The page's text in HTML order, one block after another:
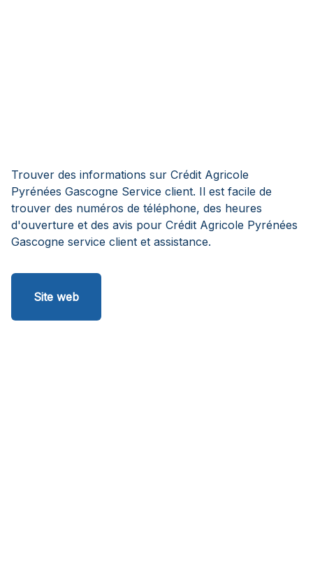
Trouver des informations sur Crédit Agricole
Pyrénées Gascogne Service client. Il est facile de
trouver des numéros de téléphone, des heures
d'ouverture et des avis pour Crédit Agricole Pyrénées
Gascogne service client et assistance.
Site web